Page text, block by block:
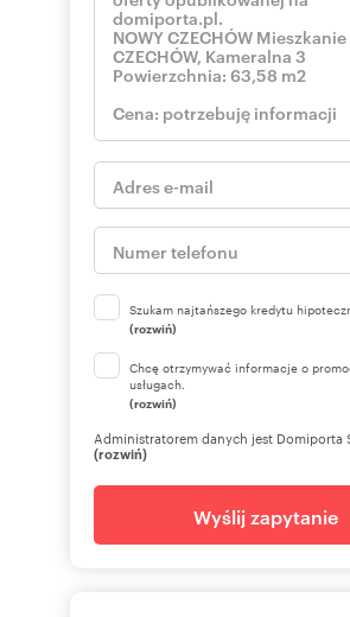
Szukam najtańszego kredytu
(rozwiń)
Chcę otrzymywać informacje o
usługach.
(rozwiń)
Administratorem danych jest Domiporta
(rozwiń)
Wyślij zapytanie